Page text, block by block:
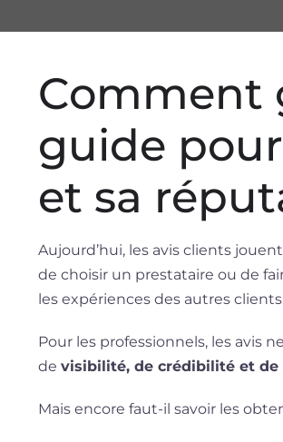
Comment
guide
et sa
Aujourd’hui, les avis clients
de choisir un prestataire ou de
les expériences des autres
Pour les professionnels, les avis
de visibilité, de crédibilité et de
Mais encore faut-il savoir les